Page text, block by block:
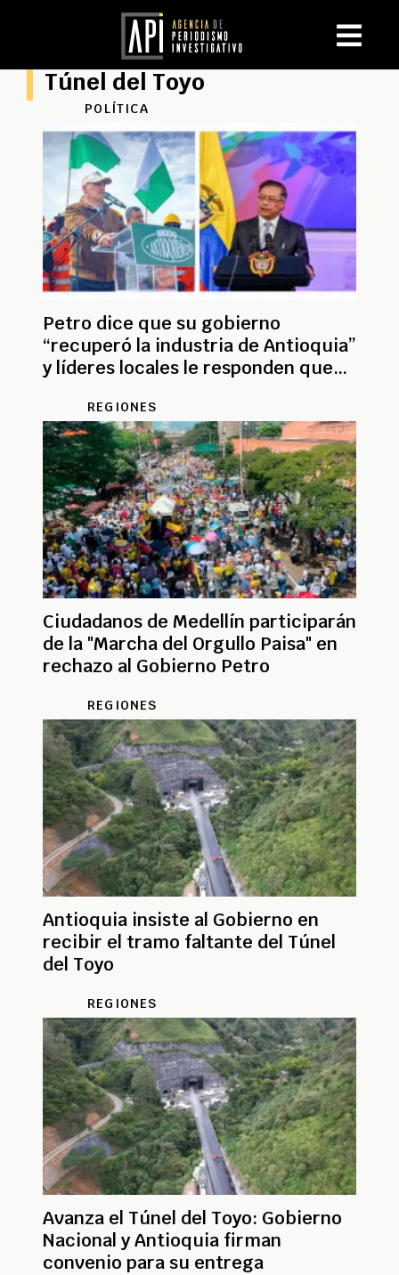
Túnel del Toyo
POLÍTICA
Petro dice que su gobierno
“recuperó la industria de Antioquia”
y líderes locales le responden que
REGIONES
Ciudadanos de Medellín participarán
de la "Marcha del Orgullo Paisa" en
rechazo al Gobierno Petro
REGIONES
Antioquia insiste al Gobierno en
recibir el tramo faltante del Túnel
del Toyo
REGIONES
Avanza el Túnel del Toyo: Gobierno
Nacional y Antioquia firman
convenio para su entrega